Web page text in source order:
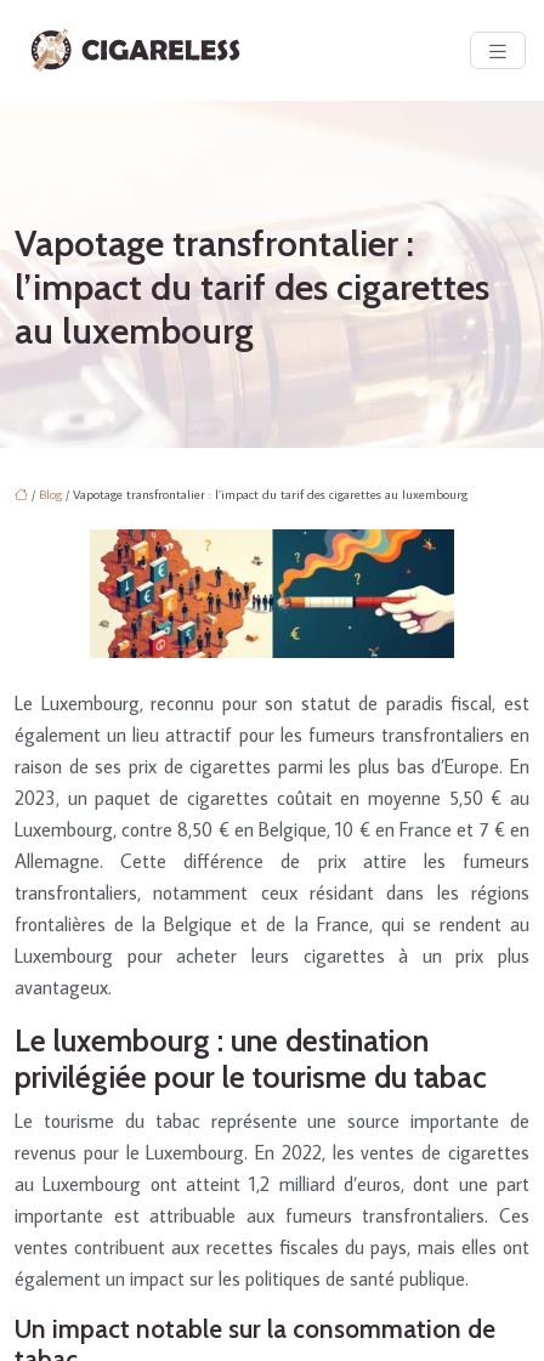
Vapotage transfrontalier :
l’impact du tarif des cigarettes
au luxembourg
/ Blog / Vapotage transfrontalier : l’impact du tarif des cigarettes au luxembourg
Le Luxembourg, reconnu pour son statut de paradis fiscal, est
également un lieu attractif pour les fumeurs transfrontaliers en
raison de ses prix de cigarettes parmi les plus bas d’Europe. En
2023, un paquet de cigarettes coûtait en moyenne 5,50 € au
Luxembourg, contre 8,50 € en Belgique, 10 € en France et 7 € en
Allemagne. Cette différence de prix attire les fumeurs
transfrontaliers, notamment ceux résidant dans les régions
frontalières de la Belgique et de la France, qui se rendent au
Luxembourg pour acheter leurs cigarettes à un prix plus
avantageux.
Le luxembourg : une destination
privilégiée pour le tourisme du tabac
Le tourisme du tabac représente une source importante de
revenus pour le Luxembourg. En 2022, les ventes de cigarettes
au Luxembourg ont atteint 1,2 milliard d’euros, dont une part
importante est attribuable aux fumeurs transfrontaliers. Ces
ventes contribuent aux recettes fiscales du pays, mais elles ont
également un impact sur les politiques de santé publique.
Un impact notable sur la consommation de